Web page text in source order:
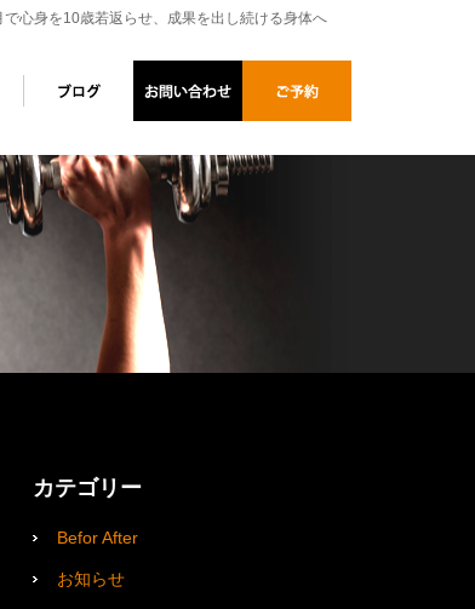
心身を10歳若返らせ、成果を出し続ける身体へ
カテゴリー
Befor After
お知らせ